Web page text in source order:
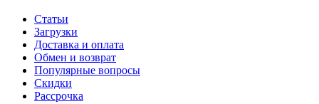
Статьи
Загрузки
Доставка и оплата
Обмен и возврат
Популярные вопросы
Скидки
Рассрочка